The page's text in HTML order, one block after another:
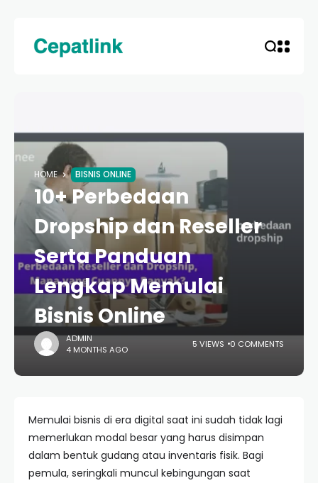
HOME BISNIS ONLINE
10+ Perbedaan
Dropship dan Reseller
Serta Panduan
Lengkap Memulai
Bisnis Online
ADMIN
4 MONTHS AGO
5 VIEWS 0 COMMENTS
Memulai bisnis di era digital saat ini sudah tidak lagi
memerlukan modal besar yang harus disimpan
dalam bentuk gudang atau inventaris fisik. Bagi
pemula, seringkali muncul kebingungan saat